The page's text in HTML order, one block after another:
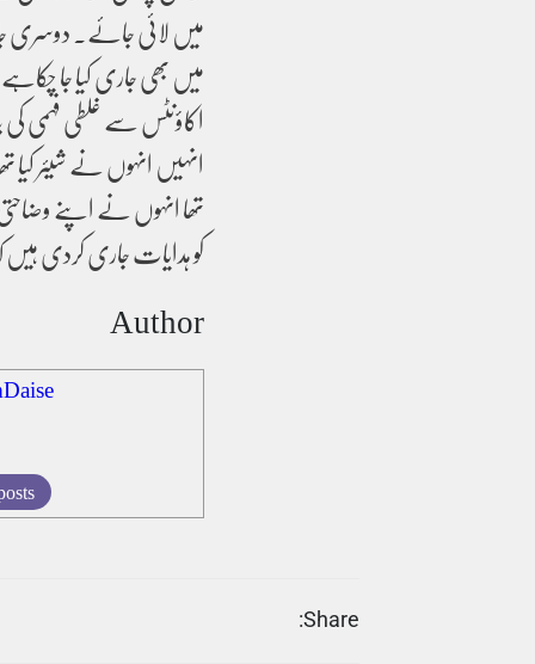
میں لائی جائے۔ دوسری
میں بھی جاری کیا جا
اکاؤنٹس سے غلطی فہمی کی
انہیں انہوں نے شیئر کیا
تھا انہوں نے اپنے
کو ہدایات جاری کردی ہیں
Author
Share: